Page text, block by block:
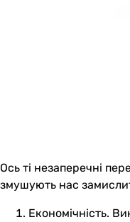
Ось ті незаперечні
змушують нас
Економічність.